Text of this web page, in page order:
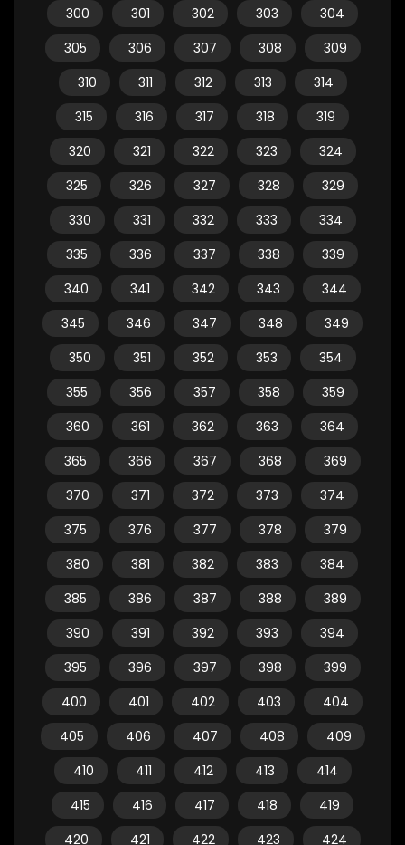
300
301 302 303
304
305
306 307 308
309
310
311 312 313
314
315
316 317 318
319
320
321 322 323
324
325
326 327 328
329
330
331 332 333
334
335
336 337 338
339
340
341 342 343
344
345
346 347 348
349
350
351 352 353
354
355
356 357 358
359
360
361 362 363
364
365
366 367 368
369
370
371 372 373
374
375
376 377 378
379
380
381 382 383
384
385
386 387 388
389
390
391 392 393
394
395
396 397 398
399
400
401 402 403
404
405
406 407 408
409
410
411 412 413
414
415
416 417 418
419
420
421 422 423 424